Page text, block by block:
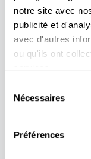
notre site avec
publicité et
avec d'autres
ou qu'ils ont
Nécessaires
Préférences
11.04
2026
31.10
2026